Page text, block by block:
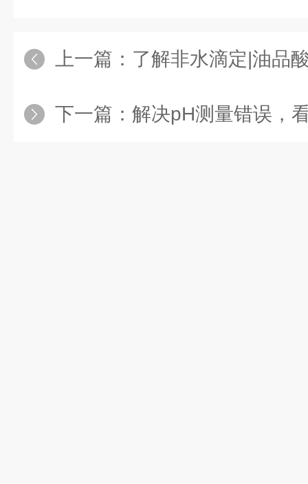
上一篇： 了解非水滴定|油品
下一篇： 解决pH测量错误，